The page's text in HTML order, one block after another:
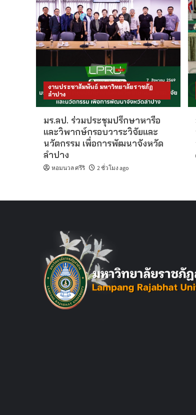
งานประชาสัมพันธ์ มหาวิทยาลัยราชภัฏ
ลำปาง
มร.ลป. ร่วมประชุมปรึกษาหารือ
และวิพากษ์กรอบวาระวิจัยและ
นวัตกรรม เพื่อการพัฒนาจังหวัด
ลำปาง
หอมนวล ศรีริ 2 ชั่วโมง ago